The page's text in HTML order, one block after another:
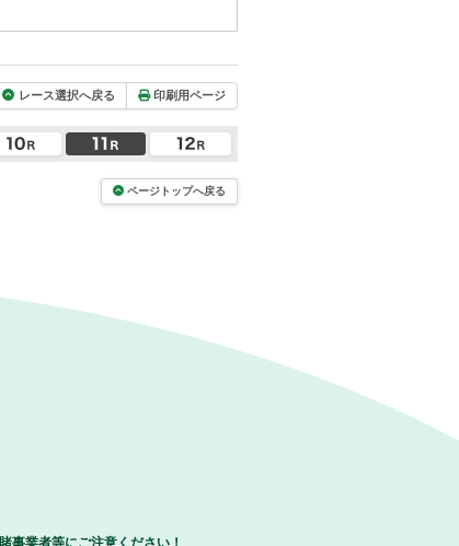
レース選択へ戻る 印刷用ページ
ページトップへ戻る